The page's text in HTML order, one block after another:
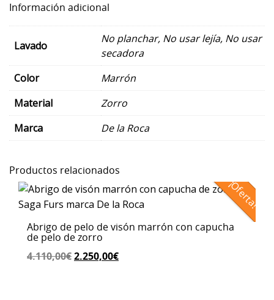
Información adicional
Lavado
No planchar, No usar lejía, No usar
secadora
Color
Marrón
Material
Zorro
Marca
De la Roca
Productos relacionados
¡Oferta!
Abrigo de pelo de visón marrón con capucha
de pelo de zorro
4.110,00€El
2.250,00€El